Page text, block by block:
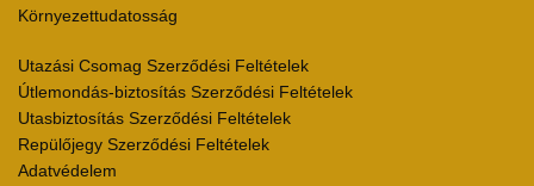
Környezettudatosság
Utazási Csomag Szerződési Feltételek
Útlemondás-biztosítás Szerződési Feltételek
Utasbiztosítás Szerződési Feltételek
Repülőjegy Szerződési Feltételek
Adatvédelem